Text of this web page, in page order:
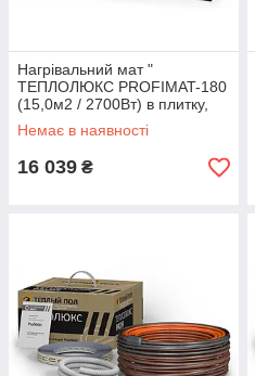
Нагрівальний мат "
ТЕПЛОЛЮКС PROFIMAT-180
(15,0м2 / 2700Вт) в плитку,
тепла підлога електричний
Теплолюкс профі
Немає в наявності
16 039 ₴